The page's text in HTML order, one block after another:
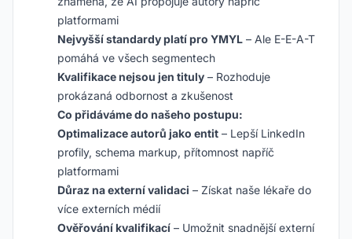
platformami
Nejvyšší standardy platí pro YMYL – Ale E-E-A-T
pomáhá ve všech segmentech
Kvalifikace nejsou jen tituly – Rozhoduje
prokázaná odbornost a zkušenost
Co přidáváme do našeho postupu:
Optimalizace autorů jako entit – Lepší LinkedIn
profily, schema markup, přítomnost napříč
platformami
Důraz na externí validaci – Získat naše lékaře do
více externích médií
Ověřování kvalifikací – Umožnit snadnější externí